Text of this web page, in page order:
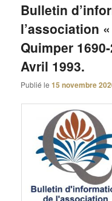
Bulletin
l’association
Quimper
Avril 1993.
Publié le15 novembre